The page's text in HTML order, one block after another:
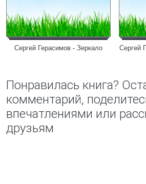
Сергей Герасимов - Зеркало Сергей
Понравилась книга?
комментарий,
впечатлениями или
друзьям